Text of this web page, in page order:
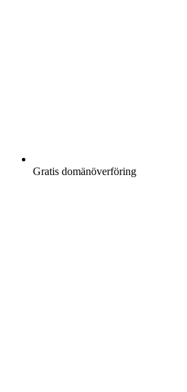
Gratis domänöverföring